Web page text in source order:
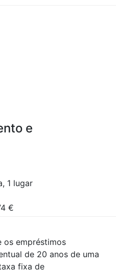
e
1 lugar
€
os empréstimos
de 20 anos de uma
fixa de